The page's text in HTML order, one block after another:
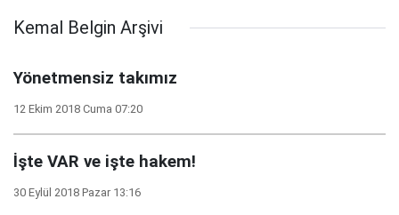
Kemal Belgin Arşivi
Yönetmensiz takımız
12 Ekim 2018 Cuma 07:20
İşte VAR ve işte hakem!
30 Eylül 2018 Pazar 13:16